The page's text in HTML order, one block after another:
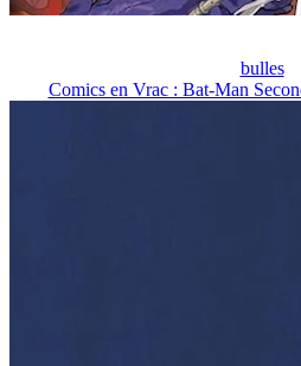
bulles
Comics en Vrac : Bat-Man